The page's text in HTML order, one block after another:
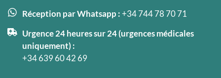
Réception par Whatsapp :+34 744 78 70 71
Urgence 24 heures sur 24 (urgences médicales
uniquement) :
+34 639 60 42 69